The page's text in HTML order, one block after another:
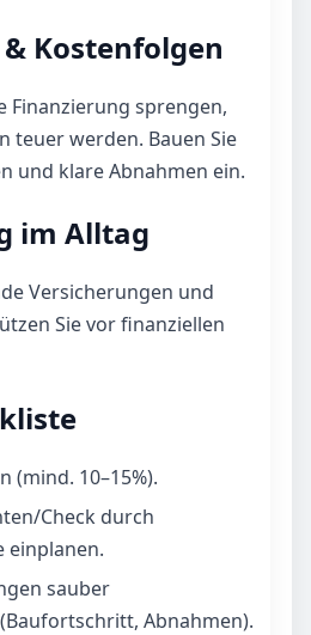
Kostenfolgen
Finanzierung sprengen,
teuer werden. Bauen Sie
und klare Abnahmen ein.
im Alltag
Versicherungen und
Sie vor finanziellen
(mind. 10–15%).
Check durch
einplanen.
sauber
Abnahmen).